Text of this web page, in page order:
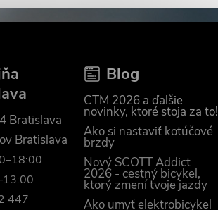
Bratislava
Bratislava
447
Blog
CTM 2026 a ďalšie
novinky, ktoré stoja za to!
Ako si nastaviť kotúčové
brzdy
Nový SCOTT Addict
2026 - cestný bicykel,
ktorý zmení tvoje jazdy
Ako umyť elektrobicykel